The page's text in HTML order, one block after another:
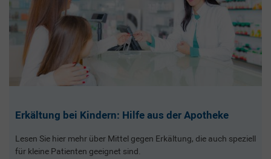
Erkältung bei Kindern: Hilfe aus der Apotheke
Lesen Sie hier mehr über Mittel gegen Erkältung, die auch speziell
für kleine Patienten geeignet sind.